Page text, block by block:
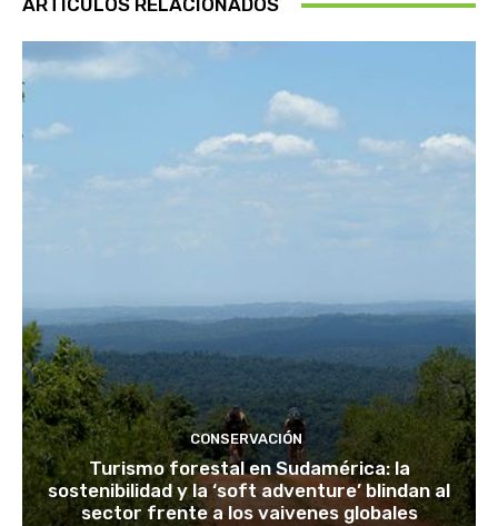
ARTÍCULOS RELACIONADOS
CONSERVACIÓN
Turismo forestal en Sudamérica: la
sostenibilidad y la ‘soft adventure’ blindan al
sector frente a los vaivenes globales